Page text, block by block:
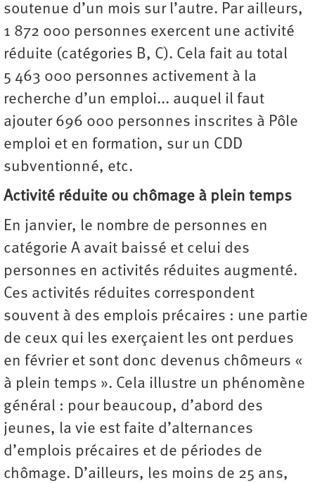
soutenue d’un mois sur l’autre. Par ailleurs,
1 872 000 personnes exercent une activité
réduite (catégories B, C). Cela fait au total
5 463 000 personnes activement à la
recherche d’un emploi... auquel il faut
ajouter 696 000 personnes inscrites à Pôle
emploi et en formation, sur un CDD
subventionné, etc.
Activité réduite ou chômage à plein temps
En janvier, le nombre de personnes en
catégorie A avait baissé et celui des
personnes en activités réduites augmenté.
Ces activités réduites correspondent
souvent à des emplois précaires : une partie
de ceux qui les exerçaient les ont perdues
en février et sont donc devenus chômeurs «
à plein temps ». Cela illustre un phénomène
général : pour beaucoup, d’abord des
jeunes, la vie est faite d’alternances
d’emplois précaires et de périodes de
chômage. D’ailleurs, les moins de 25 ans,